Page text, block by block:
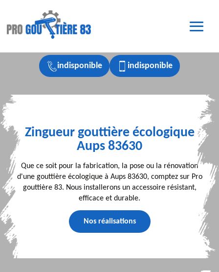
indisponible indisponible
Zingueur gouttière écologique
Aups 83630
Que ce soit pour la fabrication, la pose ou la rénovation
d'une gouttière écologique à Aups 83630, comptez sur Pro
gouttière 83. Nous installerons un accessoire résistant,
efficace et durable.
Nos réalisations